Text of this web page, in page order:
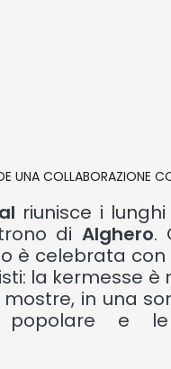
UNA COLLABORAZIONE
riunisce i lunghi
di Alghero.
è celebrata
la kermesse
in una
e le